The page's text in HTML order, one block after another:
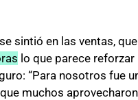
sintió en las ventas,
lo que parece
“Para nosotros fue
muchos